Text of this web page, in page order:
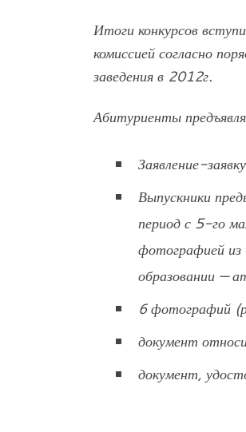
Итоги конкурсов
комиссией согласно
заведения в 2012г.
Абитуриенты
Заявление-
Выпускники
период с 5-го
фотографией из
образовании —
6 фотографий
документ
документ,